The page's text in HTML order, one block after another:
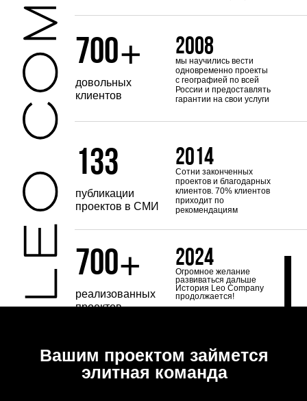
700
133
2024
2014
700 2008
реализованных
проектов
публикации
проектов в СМИ
Огромное желание
развиваться дальше
История Leo Company
продолжается!
Сотни законченных
проектов и благодарных
клиентов. 70% клиентов
приходит по
рекомендациям
довольных
клиентов
мы научились вести
одновременно проекты
с географией по всей
России и предоставлять
гарантии на свои услуги
+
+
Вашим проектом займется
элитная команда